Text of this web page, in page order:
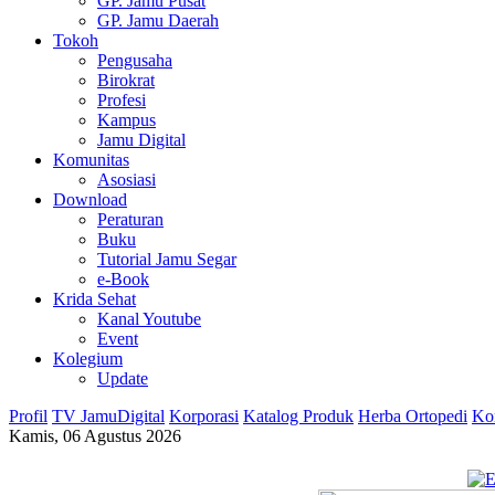
GP. Jamu Daerah
Tokoh
Pengusaha
Birokrat
Profesi
Kampus
Jamu Digital
Komunitas
Asosiasi
Download
Peraturan
Buku
Tutorial Jamu Segar
e-Book
Krida Sehat
Kanal Youtube
Event
Kolegium
Update
Profil TV JamuDigital Korporasi Katalog Produk Herba Ortopedi
Kamis, 06 Agustus 2026